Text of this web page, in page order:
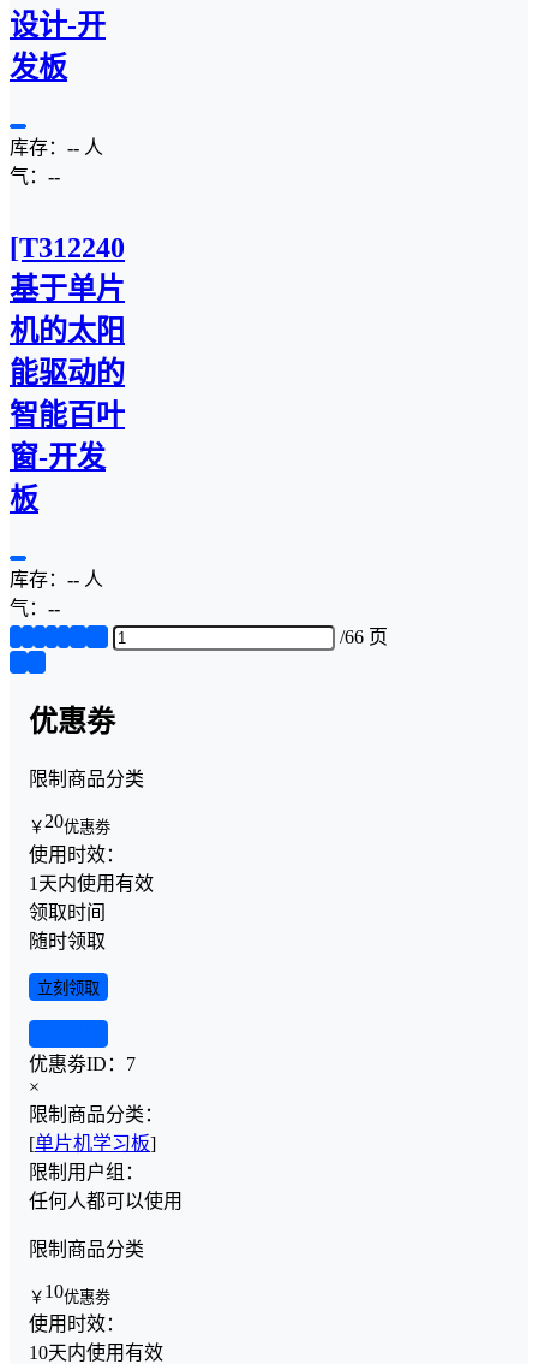
设计-开
发板
库存： -- 人
气： --
[T3122407C]
基于单片
机的太阳
能驱动的
智能百叶
窗-开发
板
库存： -- 人
气： --
/66 页
优惠劵
限制商品分类
￥20优惠劵
使用时效：
1天内使用有效
领取时间
随时领取
立刻领取
优惠劵ID： 7
×
限制商品分类：
[单片机学习板]
限制用户组：
任何人都可以使用
限制商品分类
￥ 10优惠劵
使用时效：
10天内使用有效